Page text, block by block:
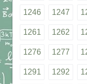
1246 1247
1261 1262
1276 1277
1291 1292